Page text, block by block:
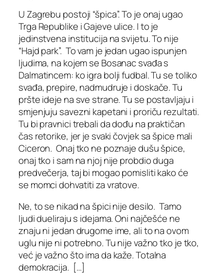
U Zagrebu postoji “špica”. To je onaj ugao
Trga Republike i Gajeve ulice. I to je
jedinstvena institucija na svijetu. To nije
“Hajd park”. To vam je jedan ugao ispunjen
ljudima, na kojem se Bosanac svađa s
Dalmatincem: ko igra bolji fudbal. Tu se toliko
svađa, prepire, nadmudruje i doskače. Tu
pršte ideje na sve strane. Tu se postavljaju i
smjenjuju savezni kapetani i proriču rezultati.
Tu bi pravnici trebali da dođu na praktičan
čas retorike, jer je svaki čovjek sa špice mali
Ciceron. Onaj tko ne poznaje dušu špice,
onaj tko i sam na njoj nije probdio duga
predvečerja, taj bi mogao pomisliti kako će
se momci dohvatiti za vratove.
Ne, to se nikad na špici nije desilo. Tamo
ljudi dueliraju s idejama. Oni najčešće ne
znaju ni jedan drugome ime, ali to na ovom
uglu nije ni potrebno. Tu nije važno tko je tko,
već je važno što ima da kaže. Totalna
demokracija. […]